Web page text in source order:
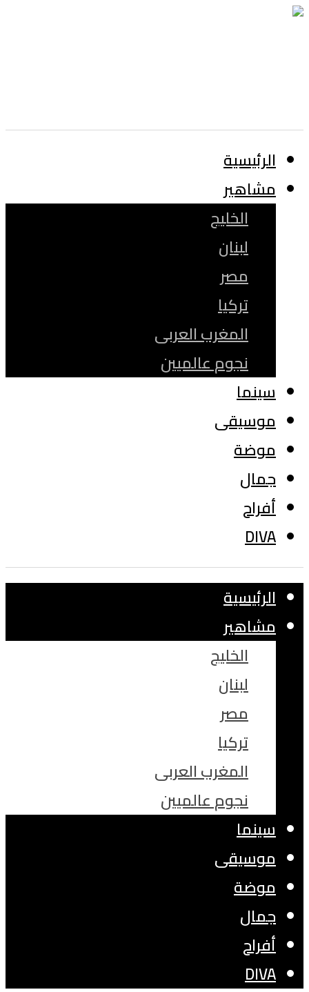
الرئيسية
مشاهير
الخليج
لبنان
مصر
تركيا
المغرب العربى
نجوم عالميين
سينما
موسيقى
موضة
جمال
أفراح
DIVA
الرئيسية
مشاهير
الخليج
لبنان
مصر
تركيا
المغرب العربى
نجوم عالميين
سينما
موسيقى
موضة
جمال
أفراح
DIVA